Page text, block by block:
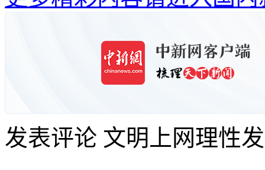
发表评论 文明上网理性